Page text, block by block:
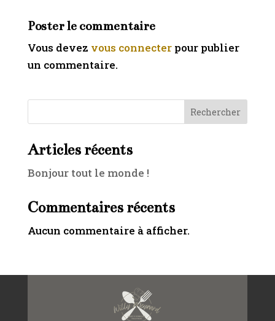
Poster le commentaire
Vous devez vous connecterpour publier
un commentaire.
Rechercher
Articles récents
Bonjour tout le monde !
Commentaires récents
Aucun commentaire à afficher.